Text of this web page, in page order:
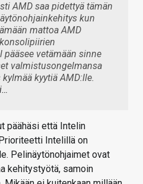
AMD saa pidettyä tämän
kun
mattoa AMD
vetämään sinne
valmistusongelmansa
kyytiä AMD:lle.
päähäsi että Intelin
Intelillä on
Pelinäytönohjaimet ovat
kehitystyötä, samoin